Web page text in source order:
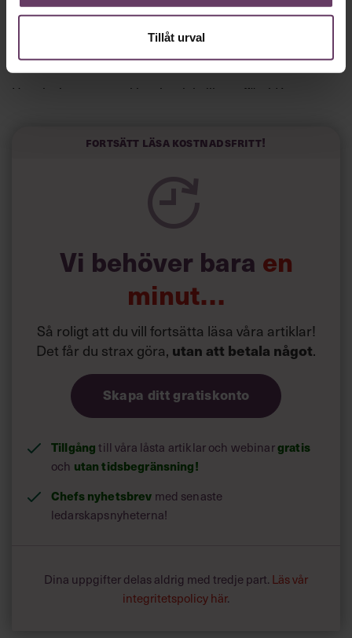
Tillåt urval
Och det funkade:
”Jag skrev till fem vd:ar och fyra svarade”, säger han till
spanska El País.
Horwitz har nu utvecklat sitt trick till en affärsidé: appen
kortfattat slarviga vd-stilen.
Fortsätt läsa kostnadsfritt!
Vi behöver bara en
minut…
Så roligt att du vill fortsätta läsa våra artiklar!
Det får du strax göra, utan att betala något.
Skapa ditt gratiskonto
Tillgångtill våra låsta artiklar och webinargratis
och utan tidsbegränsning!
Chefs nyhetsbrev med senaste
ledarskapsnyheterna!
Dina uppgifter delas aldrig med tredje part. Läs vår
integritetspolicy här.